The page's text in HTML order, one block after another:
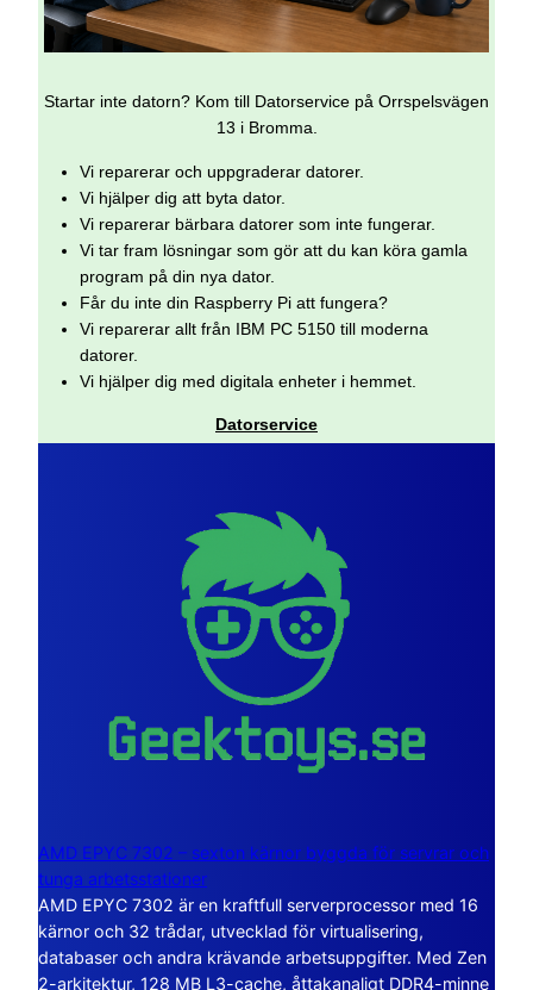
Startar inte datorn? Kom till Datorservice på Orrspelsvägen
13 i Bromma.
Vi reparerar och uppgraderar datorer.
Vi hjälper dig att byta dator.
Vi reparerar bärbara datorer som inte fungerar.
Vi tar fram lösningar som gör att du kan köra gamla
program på din nya dator.
Får du inte din Raspberry Pi att fungera?
Vi reparerar allt från IBM PC 5150 till moderna
datorer.
Vi hjälper dig med digitala enheter i hemmet.
Datorservice
AMD EPYC 7302 – sexton kärnor byggda för servrar och
tunga arbetsstationer
AMD EPYC 7302 är en kraftfull serverprocessor med 16
kärnor och 32 trådar, utvecklad för virtualisering,
databaser och andra krävande arbetsuppgifter. Med Zen
2-arkitektur, 128 MB L3-cache, åttakanaligt DDR4-minne